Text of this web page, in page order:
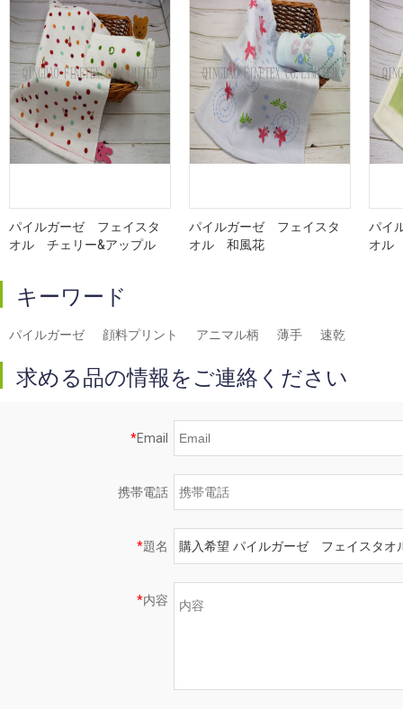
パイルガーゼ フェイスタ
オル チェリー&アップル
パイルガーゼ フェイスタ
オル 和風花
パイ
オル
キーワード
パイルガーゼ 顔料プリント アニマル柄 薄手 速乾
求める品の情報をご連絡ください
*Email
携帯電話
*題名
*内容